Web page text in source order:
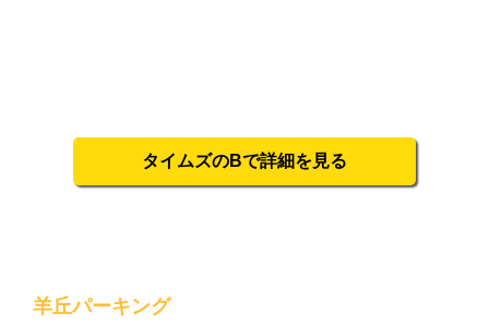
タイムズのBで詳細を見る
羊丘パーキング